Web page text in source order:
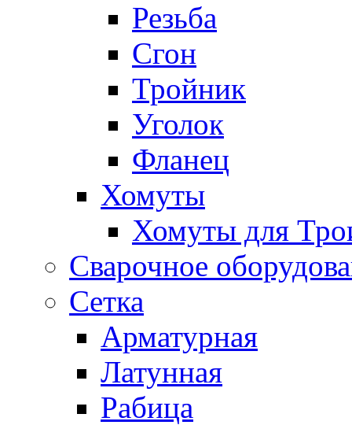
Резьба
Сгон
Тройник
Уголок
Фланец
Хомуты
Хомуты для
Сварочное
Сетка
Арматурная
Латунная
Рабица